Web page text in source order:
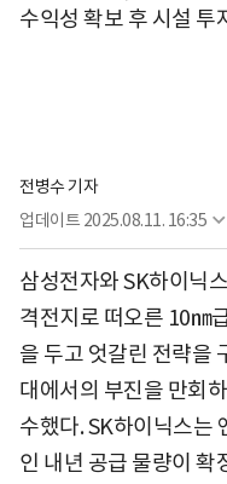
수익성 확보 후 시설 투
전병수 기자
업데이트 2025.08.11. 16:35
삼성전자와 SK하이닉
격전지로 떠오른 10㎚
을 두고 엇갈린 전략을
대에서의 부진을 만회
수했다. SK하이닉스는
인 내년 공급 물량이